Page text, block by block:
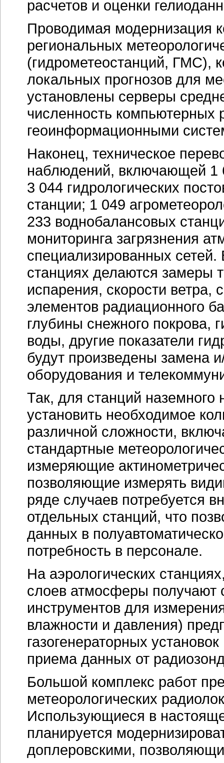
расчетов и оценки
Проводимая модернизация
региональных
(гидрометеостанций, ГМС),
локальных прогнозов для
установлены серверы
численность
геоинформационными
Наконец, техническое
наблюдений, включающей 1
3 044 гидрологических
станции; 1 049
233 воднобалансовых
мониторинга загрязнения
специализированных сетей.
станциях делаются замеры
испарения, скорости ветра,
элементов радиационного
глубины снежного покрова,
воды, другие показатели
будут произведены замена
оборудования и
Так, для станций наземного
установить необходимое
различной сложности,
стандартные
измеряющие
позволяющие измерять
ряде случаев потребуется
отдельных станций, что
данных в
потребность в персонале.
На аэрологических
слоев атмосферы получают
инструментов для
влажности и давления)
газогенераторных
приема данных от
Большой комплекс работ
метеорологических
Использующиеся в
планируется
доплеровскими,